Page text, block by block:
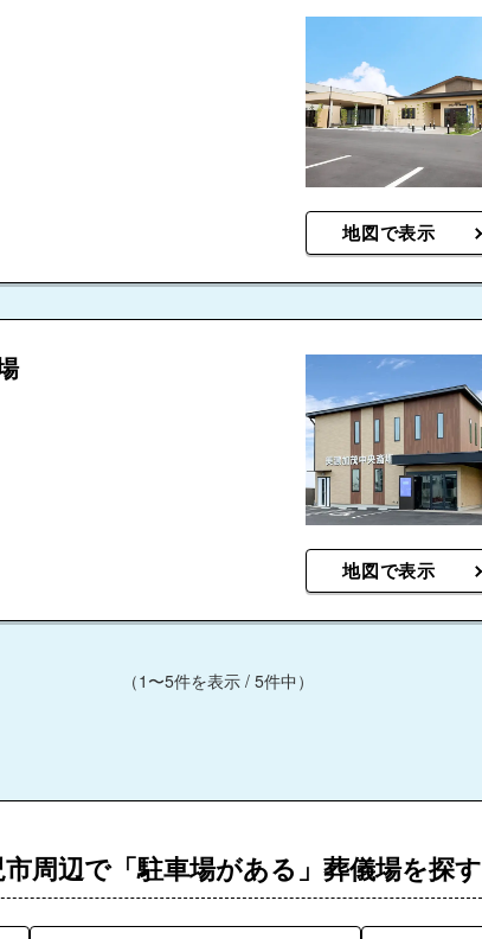
地図で表示
地図で表示
（1〜5件を表示 / 5件中）
周辺で「駐車場がある」葬儀場を探す